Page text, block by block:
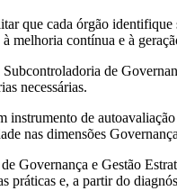
que cada órgão identifique
melhoria contínua e à
de
necessárias.
de
nas dimensões
Governança e Gestão
práticas e, a partir do